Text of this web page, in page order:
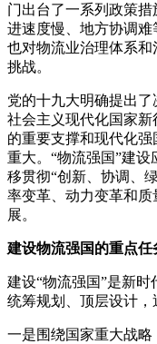
门出台了一系列政策
进速度慢、地方协调难
也对物流业治理体系
挑战。
党的十九大明确提出
社会主义现代化国家
的重要支撑和现代化
重大。“物流强国”建
移贯彻“创新、协调、
率变革、动力变革和
展。
建设物流强国的重点任
建设“物流强国”是新
统筹规划、顶层设计，
一是围绕国家重大战